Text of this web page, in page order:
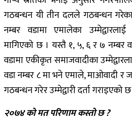
गठबन्धन यी तीन दलले गठबन्धन
नम्बर वडामा एमालेका
मागिएको छ । यस्तै १, ५, ६ र ७ नम्बर
वडामा एकीकृत समाजवादीका
वडा नम्बर ८ मा भने एमाले, माओवादी र
गठबन्धन गरेर उम्मेद्वारी दर्ता गराइएको
२०७४ को मत परिणाम कस्तो छ ?